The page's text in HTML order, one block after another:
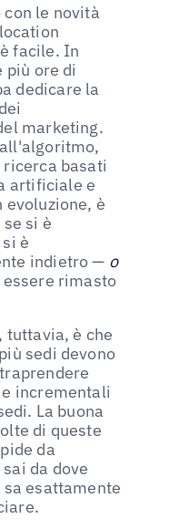
con le novità
facile. In
ore di
dedicare la
marketing.
basati
artificiale e
evoluzione, è
si è
è
indietro — o
rimasto
tuttavia, è che
sedi devono
incrementali
La buona
di queste
da
da dove
esattamente